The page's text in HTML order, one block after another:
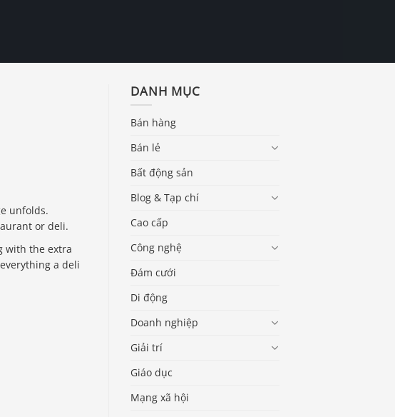
unfolds.
or deli.
with the extra
a deli
DANH MỤC
Bán hàng
Bán lẻ
Bất động sản
Blog & Tạp chí
Cao cấp
Công nghệ
Đám cưới
Di động
Doanh nghiệp
Giải trí
Giáo dục
Mạng xã hội